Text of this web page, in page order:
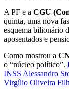
A PF e a CGU
quinta, uma nova
esquema bilionário
aposentados e
Como mostrou a
o “núcleo político”.
INSS Alessandro
Virgílio Oliveira